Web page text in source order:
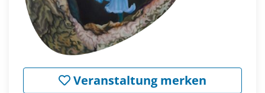
Veranstaltung merken